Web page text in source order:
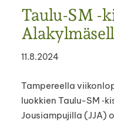
Taulu-SM -
11.8.2024
Tampereella
luokkien Taulu-SM
Jousiampujilla (JJA)